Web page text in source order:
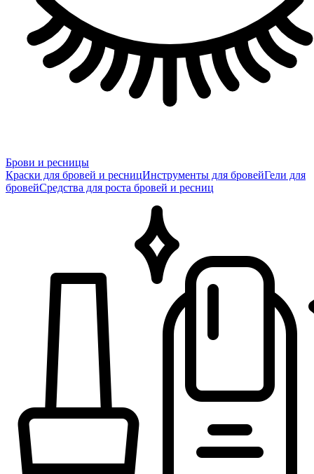
Брови и ресницы
Краски для бровей и ресницИнструменты для бровейГели для
бровейСредства для роста бровей и ресниц